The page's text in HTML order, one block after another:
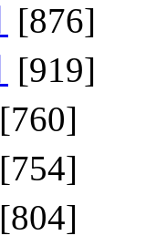
[876]
[919]
[760]
[754]
[804]